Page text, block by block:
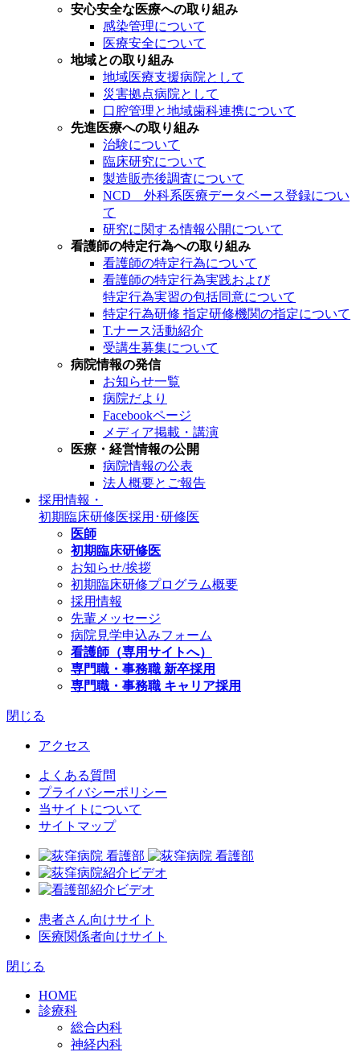
安心安全な医療への取り組み
感染管理について
医療安全について
地域との取り組み
地域医療支援病院として
災害拠点病院として
口腔管理と地域歯科連携について
先進医療への取り組み
治験について
臨床研究について
製造販売後調査について
NCD 外科系医療データベース登録につい
て
研究に関する情報公開について
看護師の特定行為への取り組み
看護師の特定行為について
看護師の特定行為実践および
特定行為実習の包括同意について
特定行為研修 指定研修機関の指定について
T.ナース活動紹介
受講生募集について
病院情報の発信
お知らせ一覧
病院だより
Facebookページ
メディア掲載・講演
医療・経営情報の公開
病院情報の公表
法人概要とご報告
採用情報・
初期臨床研修医採用･研修医
医師
初期臨床研修医
お知らせ/挨拶
初期臨床研修プログラム概要
採用情報
先輩メッセージ
病院見学申込みフォーム
看護師（専用サイトへ）
専門職・事務職 新卒採用
専門職・事務職 キャリア採用
閉じる
アクセス
よくある質問
プライバシーポリシー
当サイトについて
サイトマップ
患者さん向けサイト
医療関係者向けサイト
閉じる
HOME
診療科
総合内科
神経内科